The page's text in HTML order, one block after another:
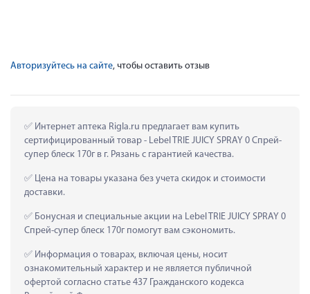
Авторизуйтесь на сайте, чтобы оставить отзыв
Интернет аптека Rigla.ru предлагает вам купить
сертифицированный товар - Lebel TRIE JUICY SPRAY 0 Спрей-
супер блеск 170г в г. Рязань с гарантией качества.
Цена на товары указана без учета скидок и стоимости
доставки.
Бонусная и специальные акции на Lebel TRIE JUICY SPRAY 0
Спрей-супер блеск 170г помогут вам сэкономить.
Информация о товарах, включая цены, носит
ознакомительный характер и не является публичной
офертой согласно статье 437 Гражданского кодекса